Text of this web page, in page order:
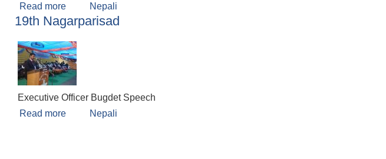
Read more about Public Hearing
Nepali
19th Nagarparisad
Executive Officer Bugdet Speech
Read more about 19th Nagarparisad
Nepali